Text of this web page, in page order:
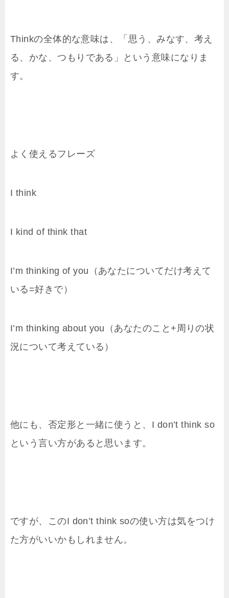
Thinkの全体的な意味は、「思う、みなす、考え
る、かな、つもりである」という意味になりま
す。
よく使えるフレーズ
I think
I kind of think that
I’m thinking of you（あなたについてだけ考えて
いる=好きで）
I’m thinking about you（あなたのこと+周りの状
況について考えている）
他にも、否定形と一緒に使うと、I don’t think so
という言い方があると思います。
ですが、このI don’t think soの使い方は気をつけ
た方がいいかもしれません。